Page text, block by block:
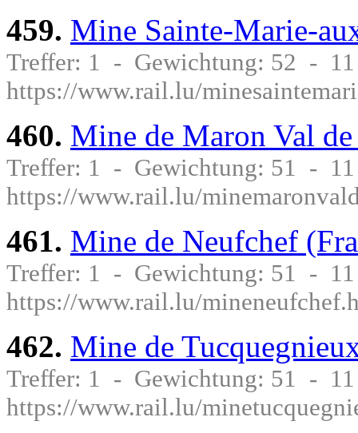
459. Mine Sainte-Marie-
Treffer: 1 - Gewichtung: 52 -
https://www.rail.lu/
460. Mine de Maron Val
Treffer: 1 - Gewichtung: 51 -
https://www.rail.lu/
461. Mine de Neufchef
Treffer: 1 - Gewichtung: 51 -
https://www.rail.lu/
462. Mine de
Treffer: 1 - Gewichtung: 51 -
https://www.rail.lu/